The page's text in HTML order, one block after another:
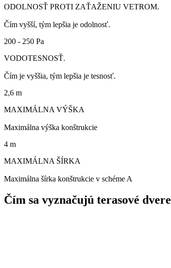
ODOLNOSŤ PROTI ZAŤAŽENIU VETROM.
Čím vyšší, tým lepšia je odolnosť.
200 - 250 Pa
VODOTESNOSŤ.
Čím je vyššia, tým lepšia je tesnosť.
2,6 m
MAXIMÁLNA VÝŠKA
Maximálna výška konštrukcie
4 m
MAXIMÁLNA ŠÍRKA
Maximálna šírka konštrukcie v schéme A
Čím sa vyznačujú terasové dvere